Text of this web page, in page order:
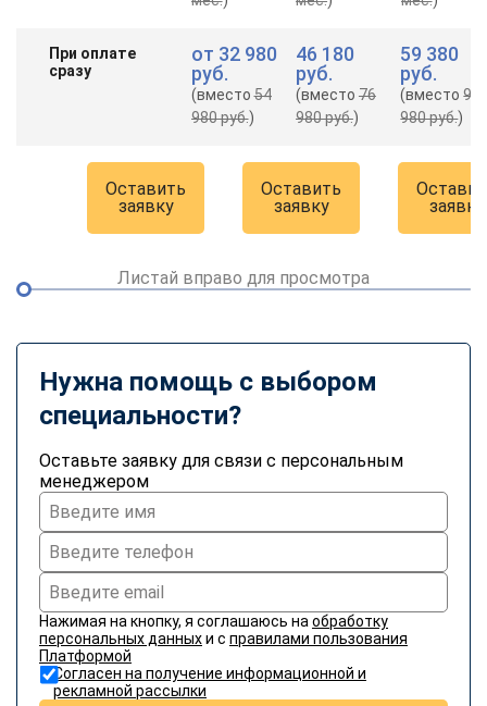
При оплате
сразу
от 32 980
руб.
(вместо54
980 руб.)
46 180
руб.
(вместо 76
980 руб.)
59 380
руб.
(вместо98
980 руб.)
Оставить
заявку
Оставить
заявку
заявку
Листай вправо для просмотра
Нужна помощь с выбором
специальности?
Оставьте заявку для связи с персональным
менеджером
Нажимая на кнопку, я соглашаюсь на обработку
персональных данныхи с правилами пользования
Платформой
Согласен на получение информационной и
рекламной рассылки